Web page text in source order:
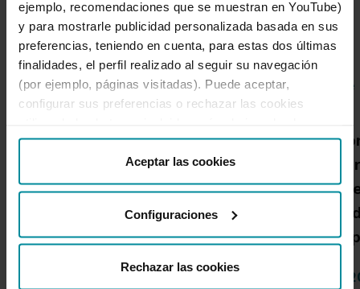
ejemplo, recomendaciones que se muestran en YouTube)
y para mostrarle publicidad personalizada basada en sus
preferencias, teniendo en cuenta, para estas dos últimas
finalidades, el perfil realizado al seguir su navegación
(por ejemplo, páginas visitadas). Puede aceptar,
configurar sus preferencias o rechazar las cookies
“Detalles”. También puede obtener más información, así
como cambiar el consentimiento en cualquier momento
desde nuestraPolítica de Cookies.
Aceptar las cookies
Configuraciones
Rechazar las cookies
Noticias destacadas
millones, un 8,5 % más, en
el primer semestre por el
crecimiento de la
actividad comercial
04 de Agosto de 2026
Una
Cajamar
habrá más
alta
capacidad de
14 de Julio de